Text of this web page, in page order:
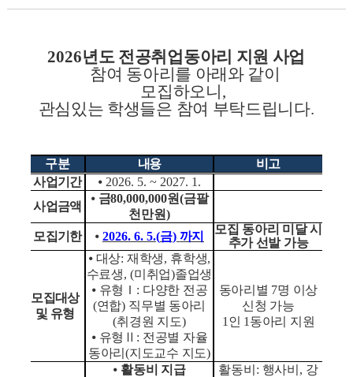
2026년도 전공취업동아리 지원 사업
참여 동아리를 아래와 같이
모집하오니,
관심있는 학생들은 참여 부탁드립니다.
구분 내용
비고
사업기간
⦁ 2026. 5. ~ 2027. 1.
사업금액
⦁ 금80,000,000원(금팔
천만원)
모집기한
⦁ 2026. 6. 5.(금) 까지
모집 동아리 미달 시
추가 선발 가능
모집대상
및 유형
⦁ 대상:재학생, 휴학생,
수료생, (미취업)졸업생
⦁ 유형 Ｉ : 다양한 전공
(연합) 직무별 동아리
(취경원 지도)
⦁ 유형 Ⅱ : 전공별 자율
동아리(지도교수 지도)
동아리별 7명 이상
신청 가능
1 인 1 동아리 지원
⦁ 활동비 지급
활동비 : 행사비 , 강